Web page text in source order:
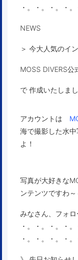
・。・。・。・
NEWS
＞ 今大人気のイ
MOSS DIVERS公
で 作成いたしまし
アカウントは
海で撮影した水
よ！
写真が大好きな
ンテンツですわ～
みなさん、フォ
・。・。・。・
・。・。・。・